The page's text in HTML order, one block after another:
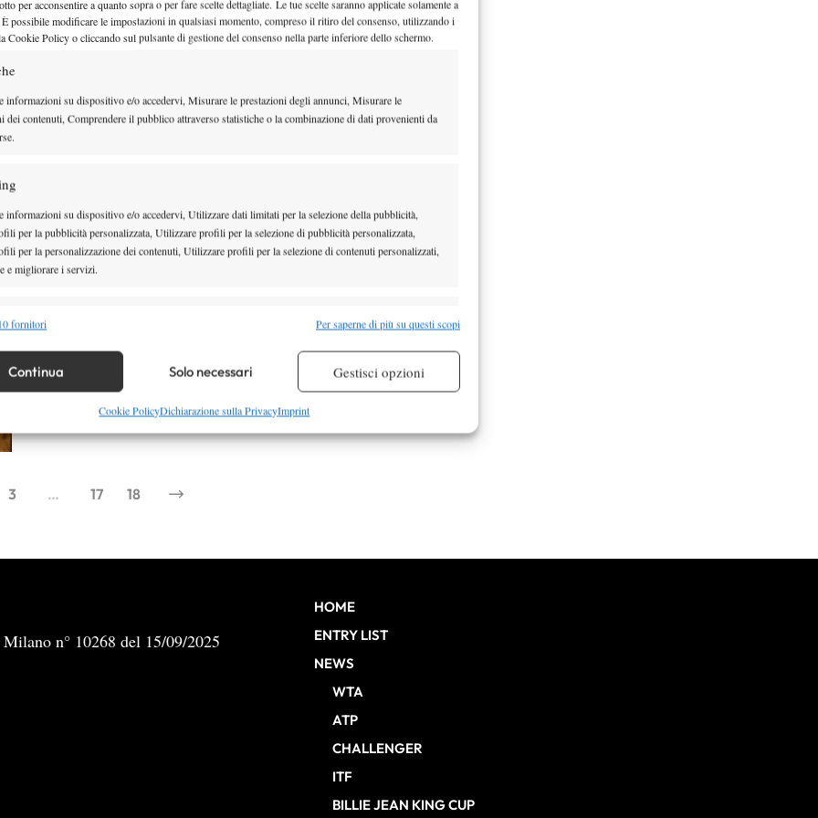
per acconsentire a quanto sopra o per fare scelte dettagliate. Le tue scelte saranno applicate solamente a
possibile modificare le impostazioni in qualsiasi momento, compreso il ritiro del consenso, utilizzando i
Cookie Policy o cliccando sul pulsante di gestione del consenso nella parte inferiore dello schermo.
informazioni su dispositivo e/o accedervi, Misurare le prestazioni degli annunci, Misurare le
dei contenuti, Comprendere il pubblico attraverso statistiche o la combinazione di dati provenienti da
informazioni su dispositivo e/o accedervi, Utilizzare dati limitati per la selezione della pubblicità,
per la pubblicità personalizzata, Utilizzare profili per la selezione di pubblicità personalizzata,
per la personalizzazione dei contenuti, Utilizzare profili per la selezione di contenuti personalizzati,
e migliorare i servizi.
i dispositivi in base alle informazioni trasmesse automaticamente.
la sicurezza, prevenire e rilevare frodi, correggere errori,
e presentare pubblicità e contenuto, Salvare e comunicare le
privacy.
Sempre attivo
fornitori Per saperne di più su questi scopi
Continua Solo necessari Gestisci opzioni
Cookie PolicyDichiarazione sulla PrivacyImprint
Repubblica attacca Caruso, Spazio
cosa seria
'Salvo' Caruso è stato attaccato senza motivo dal quotidiano 'La Repubblica'. Qui
The Racquet
Le parole del tennista di Avola, che racconta la sua storia nel portale a…
23 Dicembre 2019
Redazione
3 … 17 18
n° 10268 del 15/09/2025
HOME
ENTRY LIST
NEWS
WTA
ATP
CHALLENGER
ITF
BILLIE JEAN KING CUP